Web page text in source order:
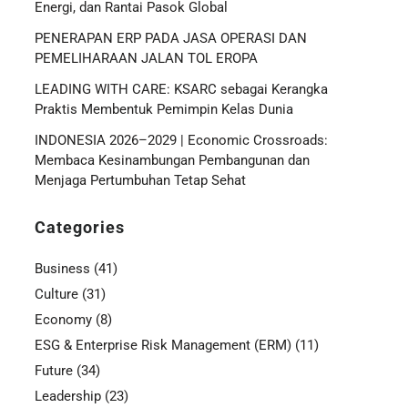
Energi, dan Rantai Pasok Global
PENERAPAN ERP PADA JASA OPERASI DAN
PEMELIHARAAN JALAN TOL EROPA
LEADING WITH CARE: KSARC sebagai Kerangka
Praktis Membentuk Pemimpin Kelas Dunia
INDONESIA 2026–2029 | Economic Crossroads:
Membaca Kesinambungan Pembangunan dan
Menjaga Pertumbuhan Tetap Sehat
Categories
Business (41)
Culture (31)
Economy (8)
ESG & Enterprise Risk Management (ERM) (11)
Future (34)
Leadership (23)